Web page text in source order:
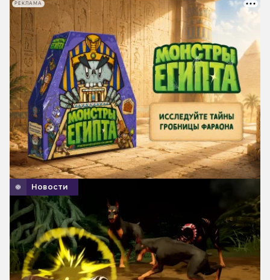
Новости
РЕКЛАМА